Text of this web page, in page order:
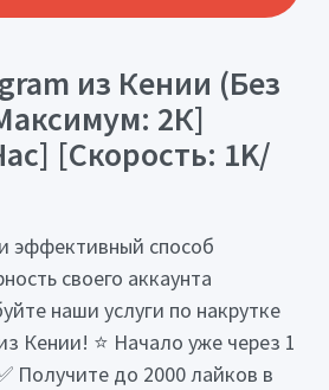
из Кении (Без
2К]
[Скорость: 1K/
эффективный способ
своего аккаунта
наши услуги по накрутке
Кении! ⭐ Начало уже через 1
Получите до 2000 лайков в